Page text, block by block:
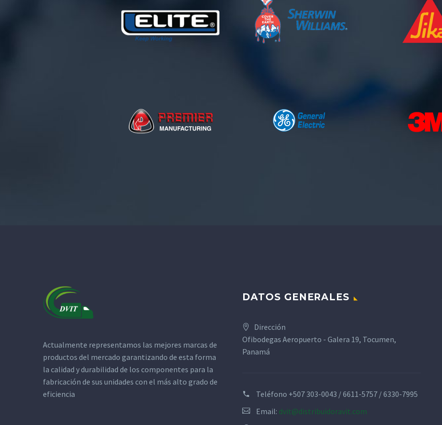
Actualmente representamos las mejores marcas de
productos del mercado garantizando de esta forma
la calidad y durabilidad de los componentes para la
fabricación de sus unidades con el más alto grado de
eficiencia
DATOS GENERALES
Dirección
Ofibodegas Aeropuerto - Galera 19, Tocumen,
Panamá
Teléfono +507 303-0043 / 6611-5757 / 6330-7995
Email: dvit@distribuidoravit.com